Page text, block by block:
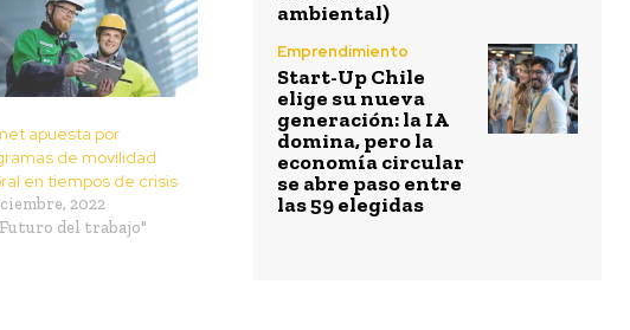
apuesta por
de movilidad
en tiempos de crisis
2022
del trabajo"
ambiental)
Emprendimiento
Start-Up Chile
elige su nueva
generación: la IA
domina, pero la
economía circular
se abre paso entre
las 59 elegidas